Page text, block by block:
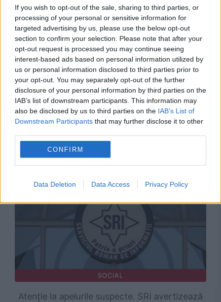
If you wish to opt-out of the sale, sharing to third parties, or
processing of your personal or sensitive information for
targeted advertising by us, please use the below opt-out
section to confirm your selection. Please note that after your
opt-out request is processed you may continue seeing
interest-based ads based on personal information utilized by
us or personal information disclosed to third parties prior to
your opt-out. You may separately opt-out of the further
disclosure of your personal information by third parties on the
IAB’s list of downstream participants. This information may
also be disclosed by us to third parties on the IAB’s List of
Downstream Participants that may further disclose it to other
CONFIRM
Data Deletion Data Access Privacy Policy
Recomandările noastre
SOCIAL
Atenție la apelurile suspecte. SRI avertizează